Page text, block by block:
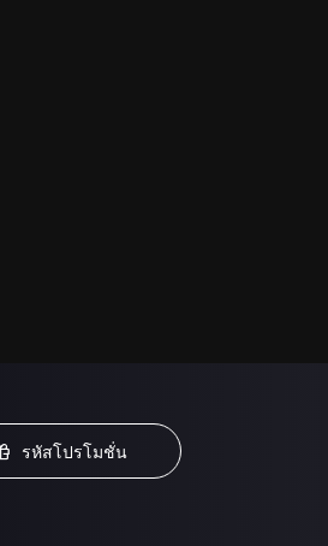
รหัสโปรโมชั่น